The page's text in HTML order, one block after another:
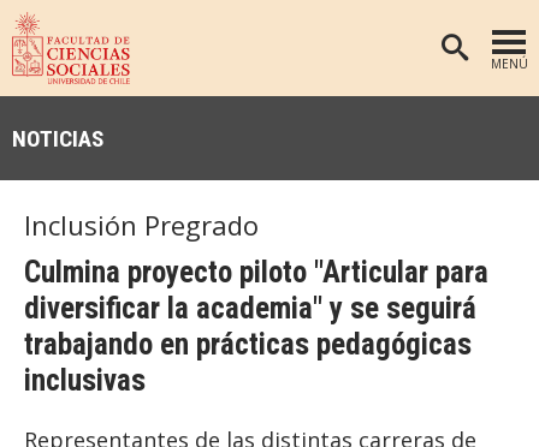
MENÚ
EDUCACIÓN
PSICOLOGÍA
POSTGRADO
INVESTIGACIÓN
NOTICIAS
Inclusión Pregrado
Culmina proyecto piloto "Articular para
diversificar la academia" y se seguirá
trabajando en prácticas pedagógicas
inclusivas
Representantes de las distintas carreras de